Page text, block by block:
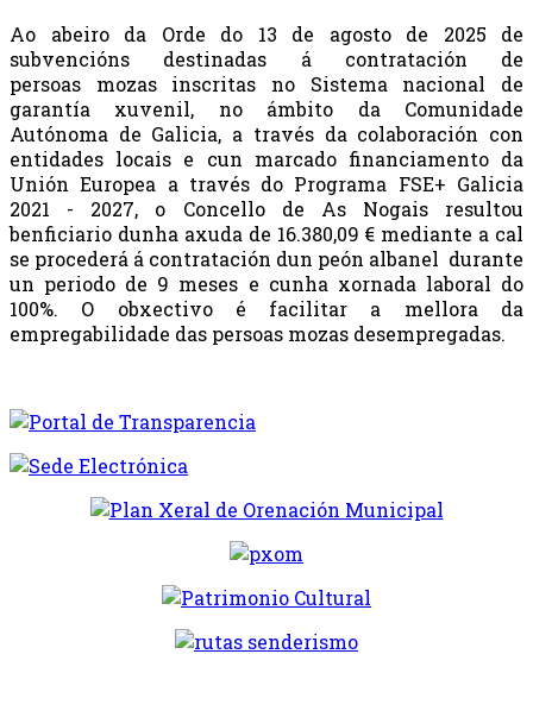
Ao abeiro da Orde do 13 de agosto de 2025 de
subvencións destinadas á contratación de
persoas mozas inscritas no Sistema nacional de
garantía xuvenil, no ámbito da Comunidade
Autónoma de Galicia, a través da colaboración con
entidades locais e cun marcado financiamento da
Unión Europea a través do Programa FSE+ Galicia
2021 - 2027, o Concello de As Nogais resultou
benficiario dunha axuda de 16.380,09 € mediante a cal
se procederá á contratación dun peón albanel durante
un periodo de 9 meses e cunha xornada laboral do
100%. O obxectivo é facilitar a mellora da
empregabilidade das persoas mozas desempregadas.